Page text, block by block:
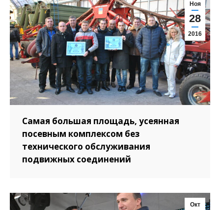
Ноя
28
2016
Самая большая площадь, усеянная
посевным комплексом без
технического обслуживания
подвижных соединений
Окт